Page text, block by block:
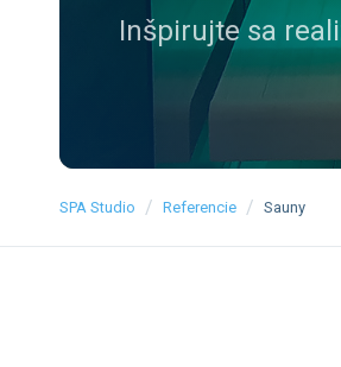
Inšpirujte sa
SPA Studio / Referencie / Sauny